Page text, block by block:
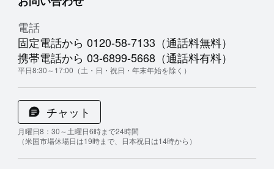
電話
固定電話から 0120-58-7133（通話料無料）
携帯電話から 03-6899-5668（通話料有料）
平日8:30～17:00（土・日・祝日・年末年始を除く）
チャット
月曜日8：30～土曜日6時まで24時間
（米国市場休場日は19時まで、日本祝日は14時から）